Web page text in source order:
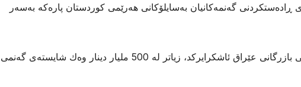
گەنمەکانیان بەسایلۆکانی هەرێمی کوردستان پارەكە بەسەر
ئەمە لەكاتێكدایە، ئەمرۆ وەزارەتی بازرگانی عێراق ئاشكرایركد، زیاتر لە 500 ملیار دینار وەك شایستەی گەنمی